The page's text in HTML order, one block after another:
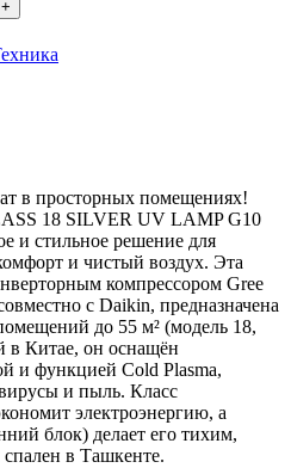
в просторных помещениях!
18 SILVER UV LAMP G10
и стильное решение для
и чистый воздух. Эта
компрессором Gree
с Daikin, предназначена
до 55 м² (модель 18,
в Китае, он оснащён
и функцией Cold Plasma,
и пыль. Класс
электроэнергию, а
блок) делает его тихим,
в Ташкенте.